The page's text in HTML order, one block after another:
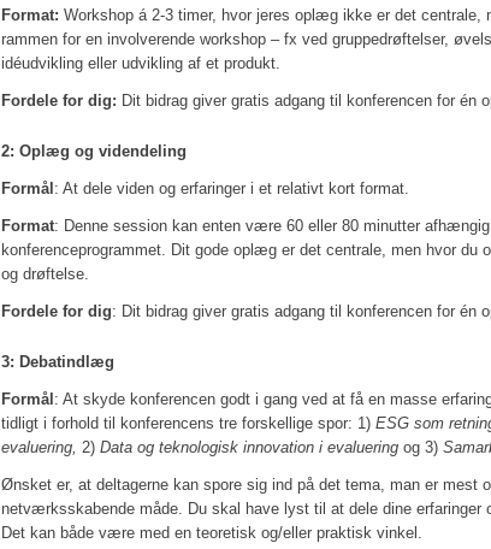
Format: Workshop á 2-3 timer, hvor jeres oplæg ikke er det
rammen for en involverende workshop – fx ved gruppedrøftelser,
idéudvikling eller udvikling af et produkt.
Fordele for dig: Dit bidrag giver gratis adgang til konferencen for én
2: Oplæg og videndeling
Formål : At dele viden og erfaringer i et relativt kort format.
Format: Denne session kan enten være 60 eller 80 minutter
konferenceprogrammet. Dit gode oplæg er det centrale, men hvor du
og drøftelse.
Fordele for dig: Dit bidrag giver gratis adgang til konferencen for én
3: Debatindlæg
Formål : At skyde konferencen godt i gang ved at få en masse
tidligt i forhold til konferencens tre forskellige spor: 1) ESG som
evaluering, 2) Data og teknologisk innovation i evaluering og 3)
Ønsket er, at deltagerne kan spore sig ind på det tema, man er mest
netværksskabende måde. Du skal have lyst til at dele dine erfaringer
Det kan både være med en teoretisk og/eller praktisk vinkel.